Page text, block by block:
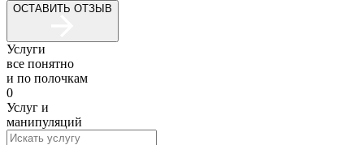
ОСТАВИТЬ ОТЗЫВ
Услуги
все понятно
и по полочкам
0
Услуг и
манипуляций